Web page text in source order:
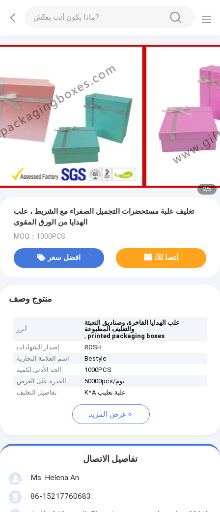
2/5
تغليف علبة مستحضرات التجميل الصفراء مع الشريط ، علب
الهدايا من الورق المقوى
MOQ：1000PCS
افضل سعر ﺎﺘﺼﻟ ﺍﻶﻧ
منتوج وصف
أبرز
علب الهدايا الفاخرة، وصناديق التعبئة
والتغليف المطبوعة
, printed packaging boxes
إصدار الشهادات
ROSH
اسم العلامة التجارية
Bestyle
الحد الأدنى لكمية
1000PCS
القدرة على العرض
50000pcs/يوم
تفاصيل التغليف
K=A علبة تعليب
عرض المزيد
تفاصيل الاتصال
Ms. Helena An
86-15217760683